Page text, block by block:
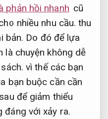
phản hồi nhanh cũ
nhiều nhu cầu. thu
bản. Do đó để lựa
là chuyện không dễ
vì thế các bạn
bạn buộc cần cần
để giảm thiểu
đáng với xảy ra.